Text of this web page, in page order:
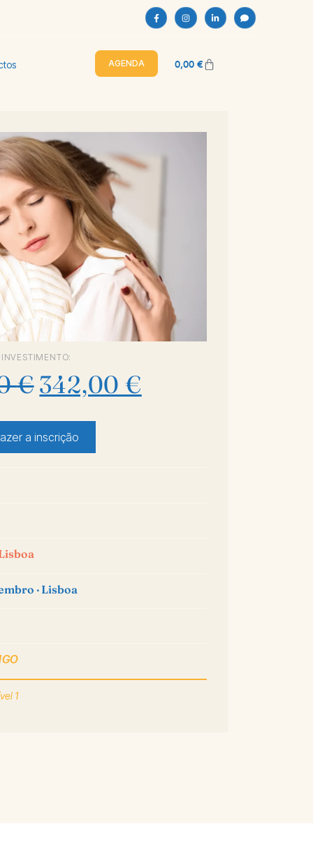
AGENDA 0,00 €
INVESTIMENTO:
€342,00€
a inscrição
· Lisboa
1